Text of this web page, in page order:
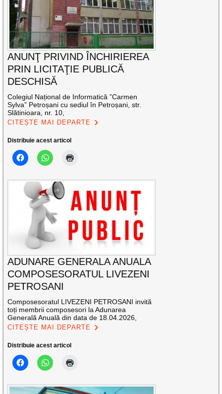
ANUNŢ PRIVIND ÎNCHIRIEREA
PRIN LICITAŢIE PUBLICĂ
DESCHISĂ
Colegiul Național de Informatică ”Carmen
Sylva” Petroșani cu sediul în Petroșani, str.
Slătinioara, nr. 10,
CITEȘTE MAI DEPARTE
Distribuie acest articol
ADUNARE GENERALA ANUALA
COMPOSESORATUL LIVEZENI
PETROSANI
Composesoratul LIVEZENI PETROSANI invită
toți membrii composesori la Adunarea
Generală Anuală din data de 18.04.2026,
CITEȘTE MAI DEPARTE
Distribuie acest articol